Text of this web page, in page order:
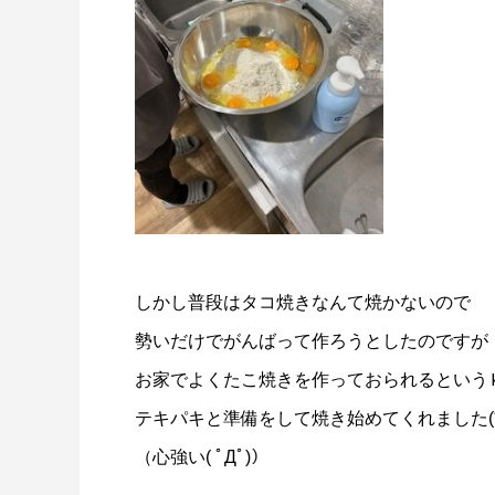
しかし普段はタコ焼きなんて焼かないので
勢いだけでがんばって作ろうとしたのですが
お家でよくたこ焼きを作っておられるという
テキパキと準備をして焼き始めてくれました
（心強い( ﾟДﾟ)）